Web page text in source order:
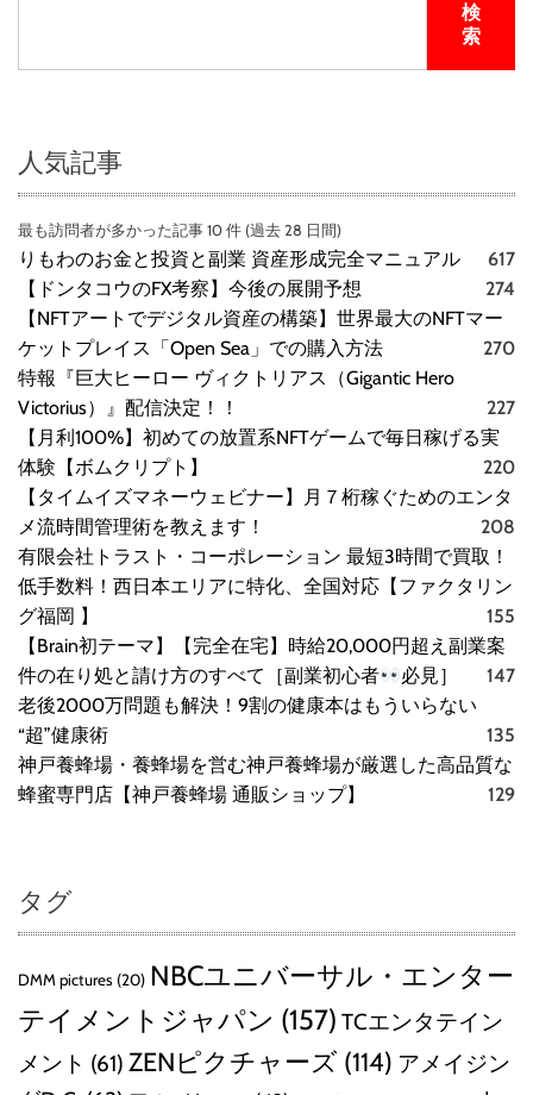
ク
検
索
人気記事
最も訪問者が多かった記事 10 件 (過去 28 日間)
りもわのお金と投資と副業 資産形成完全マニュアル
617
【ドンタコウのFX考察】今後の展開予想
274
【NFTアートでデジタル資産の構築】世界最大のNFTマー
ケットプレイス「Open Sea」での購入方法
270
特報『巨大ヒーロー ヴィクトリアス（Gigantic Hero
Victorius）』配信決定！！
227
【月利100%】初めての放置系NFTゲームで毎日稼げる実
体験【ボムクリプト】
220
【タイムイズマネーウェビナー】月７桁稼ぐためのエンタ
メ流時間管理術を教えます！
208
有限会社トラスト・コーポレーション 最短3時間で買取！
低手数料！西日本エリアに特化、全国対応【ファクタリン
グ福岡 】
155
【Brain初テーマ】【完全在宅】時給20,000円超え副業案
件の在り処と請け方のすべて［副業初心者
必見］
147
老後2000万問題も解決！9割の健康本はもういらない
“超”健康術
135
神戸養蜂場・養蜂場を営む神戸養蜂場が厳選した高品質な
蜂蜜専門店【神戸養蜂場 通販ショップ】
129
タグ
DMM pictures (20) NBCユニバーサル・エンター
テイメントジャパン (157) TCエンタテイン
メント (61) ZENピクチャーズ (114) アメイジン